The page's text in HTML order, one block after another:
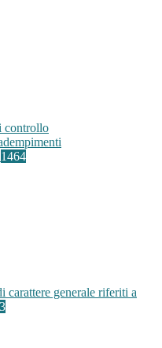
controllo
1464
carattere generale riferiti a
3